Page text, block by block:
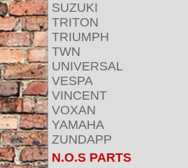
SUZUKI
TRITON
TRIUMPH
TWN
UNIVERSAL
VESPA
VINCENT
VOXAN
YAMAHA
ZUNDAPP
N.O.S PARTS